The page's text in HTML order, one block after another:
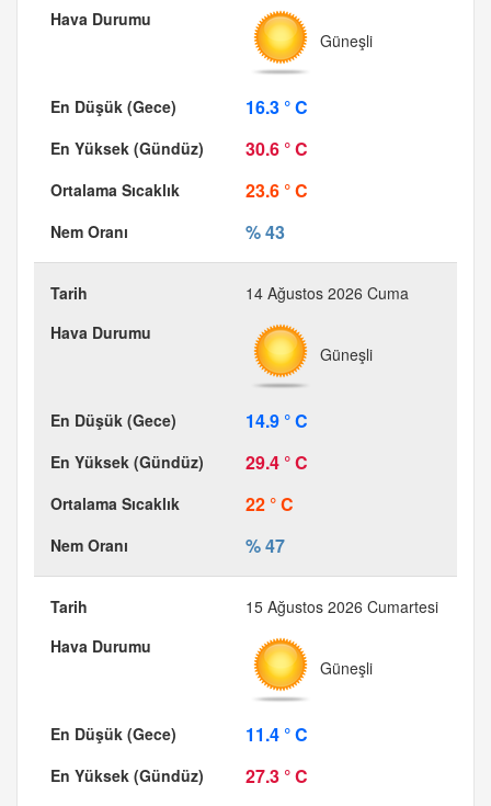
Güneşli
16.3 ° C
30.6 ° C
23.6 ° C
% 43
14 Ağustos 2026 Cuma
Güneşli
14.9 ° C
29.4 ° C
22 ° C
% 47
15 Ağustos 2026 Cumartesi
Güneşli
11.4 ° C
27.3 ° C